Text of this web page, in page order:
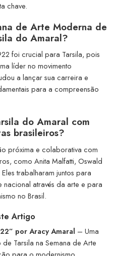
chave.
de Arte Moderna de
do Amaral?
foi crucial para Tarsila, pois
líder no movimento
a lançar sua carreira e
para a compreensão
do Amaral com
brasileiros?
próxima e colaborativa com
como Anita Malfatti, Oswald
trabalharam juntos para
através da arte e para
no Brasil.
Artigo
por Aracy Amaral – Uma
Tarsila na Semana de Arte